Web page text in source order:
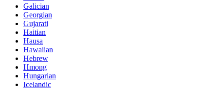
Galician
Georgian
Gujarati
Haitian
Hausa
Hawaiian
Hebrew
Hmong
Hungarian
Icelandic